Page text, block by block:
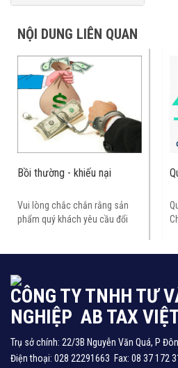
NỘI DUNG LIÊN QUAN
sản
đổi
Quy chế hợp tác
Quy chế hợp tác với Công ty
Chúng tôi bao gồm các tiêu
chăm sóc
CÔNG TY TNHH TƯ
NGHIỆP AB TAX
Trụ sở chính: 22/3B Nguyễn Văn Quá, P
Điện thoại: 028 22291663 Fax: 08 37 172